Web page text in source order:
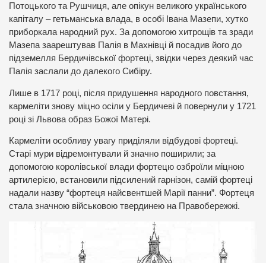
Потоцького та Рушчиця, але опікун великого українського
капіталу – гетьманська влада, в особі Івана Мазепи, хутко
приборкала народний рух. За допомогою хитрощів та зради
Мазепа заарештував Палія в Махнівці й посадив його до
підземелля Бердичівської фортеці, звідки через деякий час
Палія заслали до далекого Сибіру.
Лише в 1717 році, після придушення народного повстання,
кармеліти знову міцно осіли у Бердичеві й повернули у 1721
році зі Львова образ Божої Матері.
Кармеліти особливу увагу приділяли відбудові фортеці.
Старі мури відремонтували й значно поширили; за
допомогою королівської влади фортецю озброїли міцною
артилерією, встановили підсилений гарнізон, самій фортеці
надали назву “фортеця найсвентшей Марії панни”. Фортеця
стала значною військовою твердинею на Правобережжі.